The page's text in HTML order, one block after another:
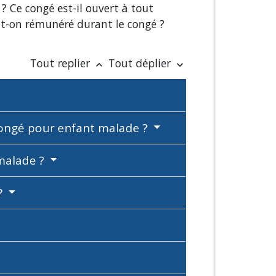
Ce congé est-il ouvert à tout
on rémunéré durant le congé ?
Tout replier keyboard_arrow_up Tout déplier keyboard_arrow_down
pour enfant malade ?
?